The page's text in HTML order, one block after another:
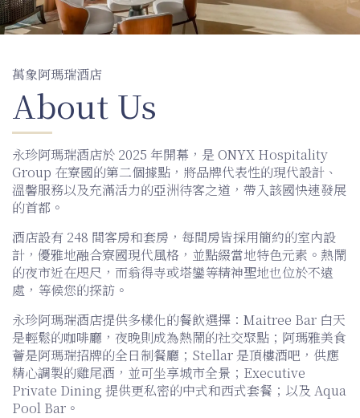
萬象阿瑪瑞酒店
About Us
永珍阿瑪瑞酒店於 2025 年開幕，是 ONYX Hospitality
Group 在寮國的第二個據點，將品牌代表性的現代設計、
溫馨服務以及充滿活力的亞洲待客之道，帶入該國快速發展
的首都。
酒店設有 248 間客房和套房，每間房皆採用簡約的室內設
計，優雅地融合寮國現代風格，並點綴當地特色元素。熱鬧
的夜市近在咫尺，而翁得寺或塔鑾等精神聖地也位於不遠
處，等候您的探訪。
永珍阿瑪瑞酒店提供多樣化的餐飲選擇：Maitree Bar 白天
是輕鬆的咖啡廳，夜晚則成為熱鬧的社交聚點；阿瑪雅美食
薈是阿瑪瑞招牌的全日制餐廳；Stellar 是頂樓酒吧，供應
精心調製的雞尾酒，並可坐享城市全景；Executive
Private Dining 提供更私密的中式和西式套餐；以及 Aqua
Pool Bar。